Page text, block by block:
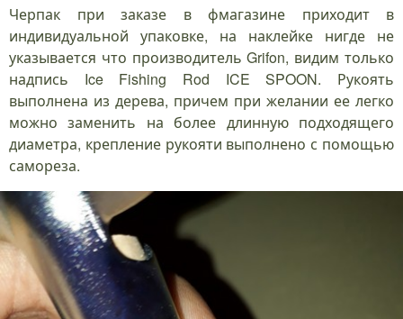
Черпак при заказе в фмагазине приходит в
индивидуальной упаковке, на наклейке нигде не
указывается что производитель Grifon, видим только
надпись Ice Fishing Rod ICE SPOON. Рукоять
выполнена из дерева, причем при желании ее легко
можно заменить на более длинную подходящего
диаметра, крепление рукояти выполнено с помощью
самореза.